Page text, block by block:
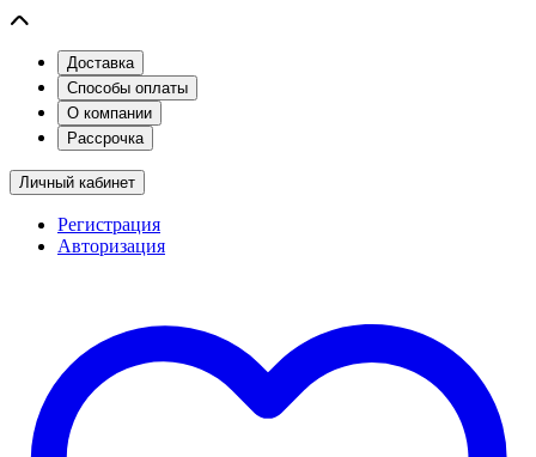
Доставка
Способы оплаты
О компании
Рассрочка
Личный кабинет
Регистрация
Авторизация